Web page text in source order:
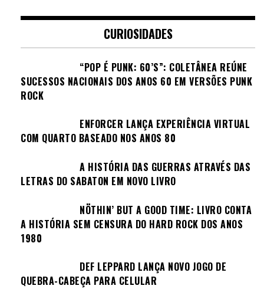
CURIOSIDADES
“POP É PUNK: 60’S”: COLETÂNEA REÚNE
SUCESSOS NACIONAIS DOS ANOS 60 EM VERSÕES PUNK
ROCK
ENFORCER LANÇA EXPERIÊNCIA VIRTUAL
COM QUARTO BASEADO NOS ANOS 80
A HISTÓRIA DAS GUERRAS ATRAVÉS DAS
LETRAS DO SABATON EM NOVO LIVRO
NÖTHIN’ BUT A GOOD TIME: LIVRO CONTA
A HISTÓRIA SEM CENSURA DO HARD ROCK DOS ANOS
1980
DEF LEPPARD LANÇA NOVO JOGO DE
QUEBRA-CABEÇA PARA CELULAR